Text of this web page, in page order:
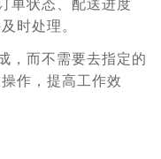
单状态、配送进度
时处理。
，而不需要去指定的
作，提高工作效